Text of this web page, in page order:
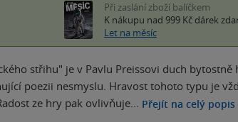
Při zaslání zboží balíčkem
K nákupu nad 999 Kč dárek
Let na měsíc
střihu" je v Pavlu Preissovi duch
poezii nesmyslu. Hravost tohoto typu je
ze hry pak ovlivňuje… Přejít na celý popis